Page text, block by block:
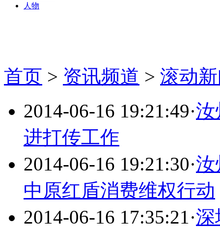
人物
首页 > 资讯频道 > 滚动
2014-06-16 19:21:49·汝
进打传工作
2014-06-16 19:21:30·汝
中原红盾消费维权行动
2014-06-16 17:35:21·深